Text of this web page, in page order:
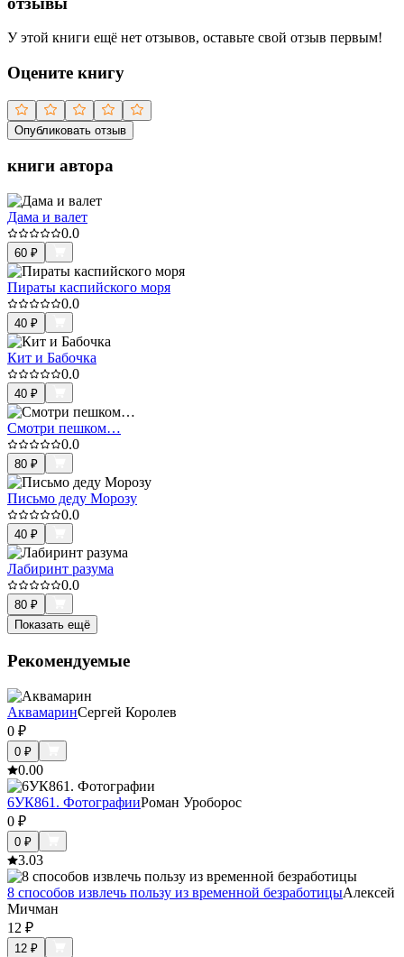
У этой книги ещё нет отзывов, оставьте свой отзыв первым!
Оцените книгу
Опубликовать отзыв
книги автора
Дама и валет
0.0
60 ₽
Пираты каспийского моря
0.0
40 ₽
Кит и Бабочка
0.0
40 ₽
Смотри пешком…
0.0
80 ₽
Письмо деду Морозу
0.0
40 ₽
Лабиринт разума
0.0
80 ₽
Показать ещё
Рекомендуемые
АквамаринСергей Королев
0 ₽
0 ₽
0.00
6УК861. ФотографииРоман Уроборос
0 ₽
0 ₽
3.03
8 способов извлечь пользу из временной безработицыАлексей
Мичман
12 ₽
12 ₽